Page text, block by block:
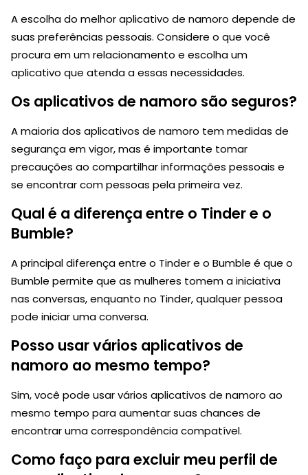
A escolha do melhor aplicativo de namoro depende de
suas preferências pessoais. Considere o que você
procura em um relacionamento e escolha um
aplicativo que atenda a essas necessidades.
Os aplicativos de namoro são seguros?
A maioria dos aplicativos de namoro tem medidas de
segurança em vigor, mas é importante tomar
precauções ao compartilhar informações pessoais e
se encontrar com pessoas pela primeira vez.
Qual é a diferença entre o Tinder e o
Bumble?
A principal diferença entre o Tinder e o Bumble é que o
Bumble permite que as mulheres tomem a iniciativa
nas conversas, enquanto no Tinder, qualquer pessoa
pode iniciar uma conversa.
Posso usar vários aplicativos de
namoro ao mesmo tempo?
Sim, você pode usar vários aplicativos de namoro ao
mesmo tempo para aumentar suas chances de
encontrar uma correspondência compatível.
Como faço para excluir meu perfil de